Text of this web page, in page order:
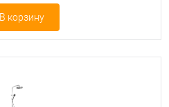
В корзину